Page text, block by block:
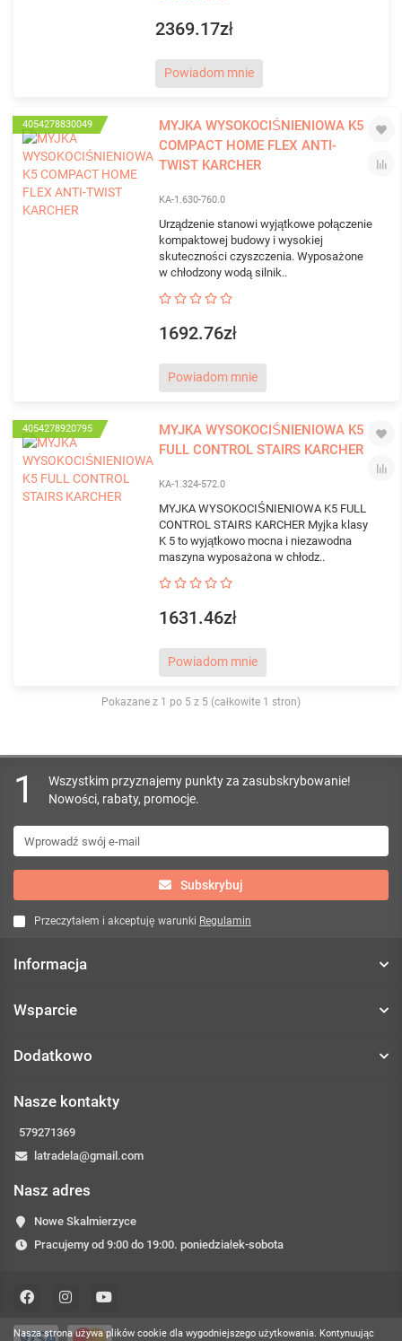
2369.17zł
Powiadom mnie
4054278830049
MYJKA WYSOKOCIŚNIENIOWA K5
COMPACT HOME FLEX ANTI-
TWIST KARCHER
KA-1.630-760.0
Urządzenie stanowi wyjątkowe połączenie
kompaktowej budowy i wysokiej
skuteczności czyszczenia. Wyposażone
w chłodzony wodą silnik..
1692.76zł
Powiadom mnie
4054278920795
MYJKA WYSOKOCIŚNIENIOWA K5
FULL CONTROL STAIRS KARCHER
KA-1.324-572.0
MYJKA WYSOKOCIŚNIENIOWA K5 FULL
CONTROL STAIRS KARCHER Myjka klasy
K 5 to wyjątkowo mocna i niezawodna
maszyna wyposażona w chłodz..
1631.46zł
Powiadom mnie
Pokazane z 1 po 5 z 5 (całkowite 1 stron)
Nasza strona używa plików cookie dla wygodniejszego użytkowania. Kontynuując
1
Wszystkim przyznajemy punkty za zasubskrybowanie!
Nowości, rabaty, promocje.
Subskrybuj
Przeczytałem i akceptuję warunki Regulamin
Informacja
Wsparcie
Dodatkowo
Nasze kontakty
579271369
latradela@gmail.com
Nasz adres
Nowe Skalmierzyce
Pracujemy od 9:00 do 19:00. poniedziałek-sobota